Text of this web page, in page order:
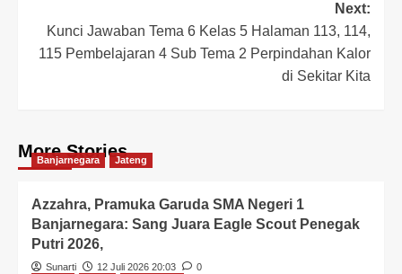
Next:
Kunci Jawaban Tema 6 Kelas 5 Halaman 113, 114,
115 Pembelajaran 4 Sub Tema 2 Perpindahan Kalor
di Sekitar Kita
More Stories
Banjarnegara Jateng
Azzahra, Pramuka Garuda SMA Negeri 1
Banjarnegara: Sang Juara Eagle Scout Penegak
Putri 2026,
Sunarti 12 Juli 2026 20:03
0